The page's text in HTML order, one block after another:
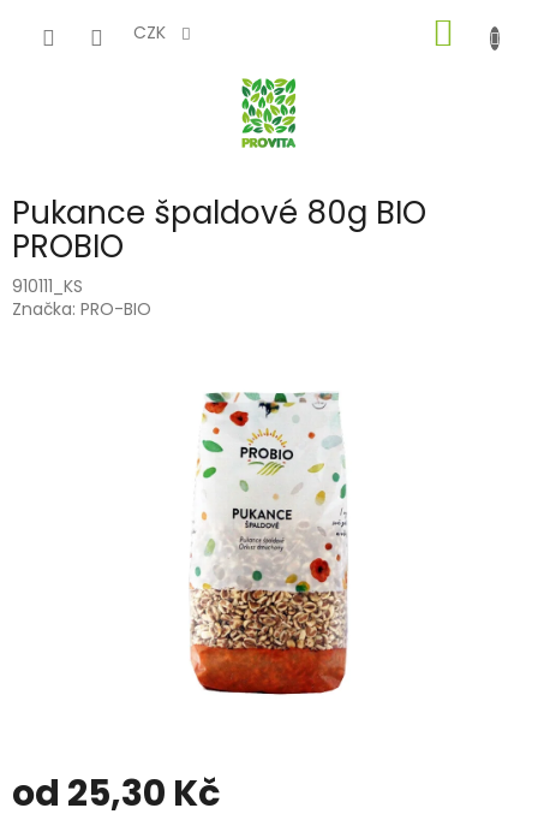
CZK
KOŠÍK
Pukance špaldové 80g BIO
PROBIO
910111_KS
Značka: PRO-BIO
od 25,30 Kč